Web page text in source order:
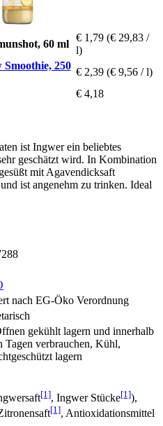
60 ml
€ 1,79 (€ 29,83 /
l)
250
€ 2,39 (€ 9,56 / l)
€ 4,18
ist Ingwer ein beliebtes
geschätzt wird. In Kombination
mit Agavendicksaft
ist angenehm zu trinken. Ideal
nach EG-Öko Verordnung
gekühlt lagern und innerhalb
Tagen verbrauchen, Kühl,
lagern
[1], Ingwer Stücke[1]),
[1], Antioxidationsmittel